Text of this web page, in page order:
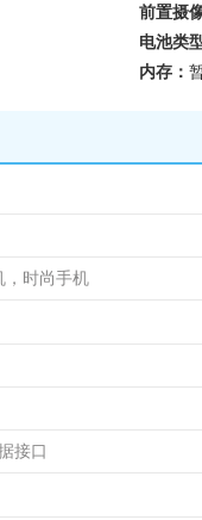
前置摄
电池类
内存：
，时尚手机
接口